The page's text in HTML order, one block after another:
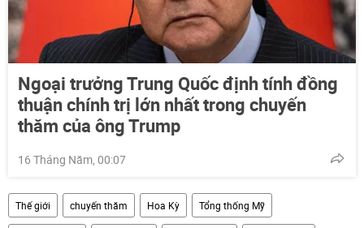
Ngoại trưởng Trung Quốc định tính đồng
thuận chính trị lớn nhất trong chuyến
thăm của ông Trump
16 Tháng Năm, 00:07
Thế giới chuyến thăm Hoa Kỳ Tổng thống Mỹ